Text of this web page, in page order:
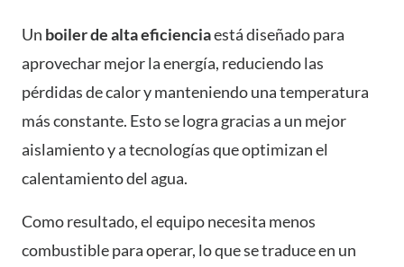
Un boiler de alta eficienciaestá diseñado para
aprovechar mejor la energía, reduciendo las
pérdidas de calor y manteniendo una temperatura
más constante. Esto se logra gracias a un mejor
aislamiento y a tecnologías que optimizan el
calentamiento del agua.
Como resultado, el equipo necesita menos
combustible para operar, lo que se traduce en un